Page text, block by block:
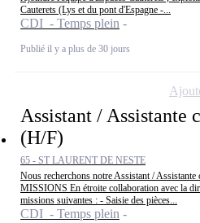
Cauterets (Lys et du pont d'Espagne -...
CDI - Temps plein
Publié il y a plus de 30 jours
Assistant / Assistante
(H/F)
65 - ST LAURENT DE NESTE
Nous recherchons notre Assistant / Assistante
MISSIONS En étroite collaboration avec la
missions suivantes : - Saisie des pièces...
CDI - Temps plein